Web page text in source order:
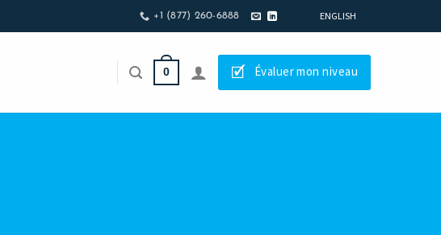
+1 (877) 260-6888 ENGLISH
0 🗹 Évaluer mon niveau